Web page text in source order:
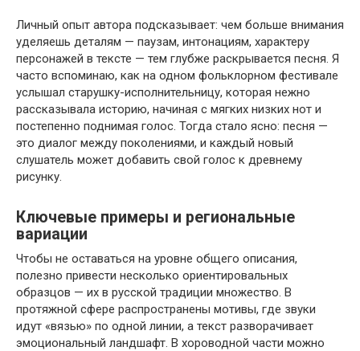
Личный опыт автора подсказывает: чем больше внимания
уделяешь деталям — паузам, интонациям, характеру
персонажей в тексте — тем глубже раскрывается песня. Я
часто вспоминаю, как на одном фольклорном фестивале
услышал старушку-исполнительницу, которая нежно
рассказывала историю, начиная с мягких низких нот и
постепенно поднимая голос. Тогда стало ясно: песня —
это диалог между поколениями, и каждый новый
слушатель может добавить свой голос к древнему
рисунку.
Ключевые примеры и региональные
вариации
Чтобы не оставаться на уровне общего описания,
полезно привести несколько ориентировальных
образцов — их в русской традиции множество. В
протяжной сфере распространены мотивы, где звуки
идут «вязью» по одной линии, а текст разворачивает
эмоциональный ландшафт. В хороводной части можно